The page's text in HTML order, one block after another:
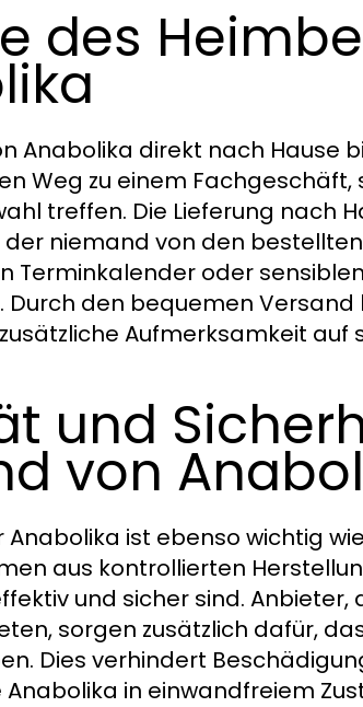
des
Anabolika direkt nach Hause
Weg zu einem
treffen. Die Lieferung nach
der niemand von den
Terminkalender oder
Durch den bequemen
Aufmerksamkeit auf
und
von
Anabolika ist ebenso wichtig
aus kontrollierten
und sicher sind.
sorgen zusätzlich dafür,
Dies verhindert
Anabolika in einwandfreiem